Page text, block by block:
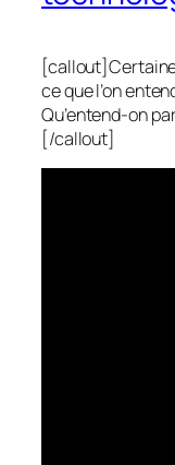
ce que l’on
Qu’entend-on
[/callout]